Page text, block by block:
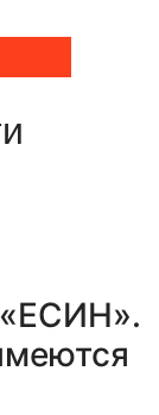
«ЕСИН».